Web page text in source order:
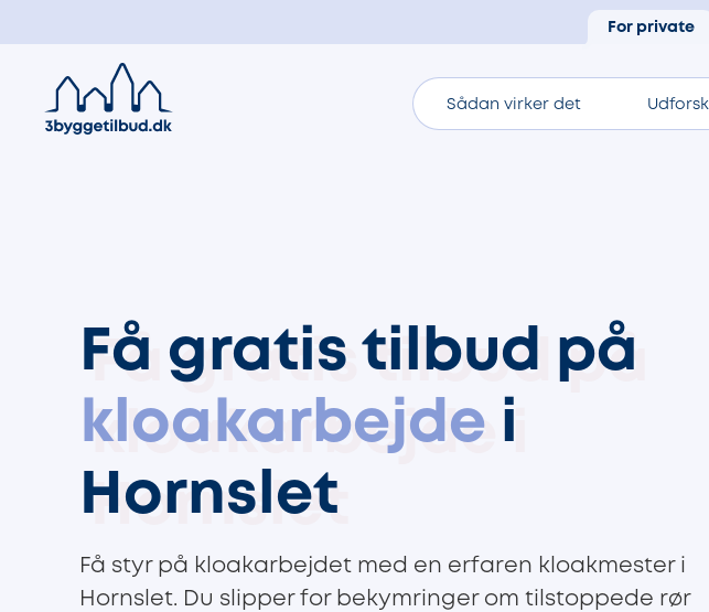
For private
Sådan virker det Udforsk
Få gratis tilbud på
kloakarbejde i
Hornslet
Få styr på kloakarbejdet med en erfaren kloakmester i
Hornslet. Du slipper for bekymringer om tilstoppede rør